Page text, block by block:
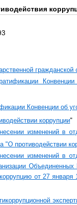
Конвенции об
коррупции"
изменений в
"О противодействии
изменений в
Объединенных
от 27